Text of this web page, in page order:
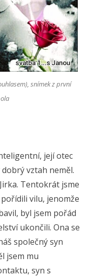
snímek z první
její otec
vztah neměl.
Tentokrát jsme
vilu, jenomže
byl jsem pořád
ukončili. Ona se
společný syn
jsem mu
syn s